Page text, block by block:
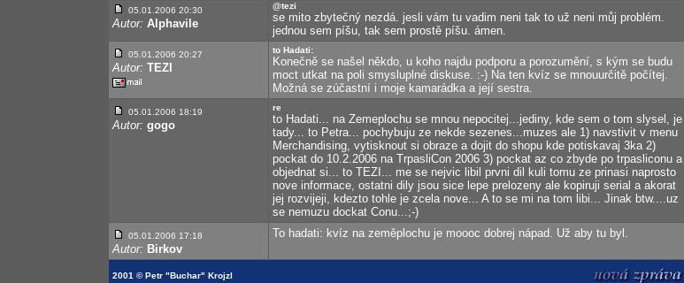
05.01.2006 20:30
Autor: Alphavile
@tezi
se mito zbytečný nezdá. jesli vám tu vadim neni tak to už neni můj problém.
jednou sem píšu, tak sem prostě píšu. ámen.
05.01.2006 20:27
Autor: TEZI
to Hadati:
Konečně se našel někdo, u koho najdu podporu a porozumění, s kým se budu
moct utkat na poli smysluplné diskuse. :-) Na ten kvíz se mnouurčitě počítej.
Možná se zúčastní i moje kamarádka a její sestra.
05.01.2006 18:19
Autor: gogo
re
to Hadati... na Zemeplochu se mnou nepocitej...jediny, kde sem o tom slysel, je
tady... to Petra... pochybuju ze nekde sezenes...muzes ale 1) navstivit v menu
Merchandising, vytisknout si obraze a dojit do shopu kde potiskavaj 3ka 2)
pockat do 10.2.2006 na TrpasliCon 2006 3) pockat az co zbyde po trpasliconu a
objednat si... to TEZI... me se nejvic libil prvni dil kuli tomu ze prinasi naprosto
nove informace, ostatni dily jsou sice lepe prelozeny ale kopiruji serial a akorat
jej rozvijeji, kdezto tohle je zcela nove... A to se mi na tom libi... Jinak btw....uz
se nemuzu dockat Conu...;-)
05.01.2006 17:18
Autor: Birkov
To hadati: kvíz na zeměplochu je moooc dobrej nápad. Už aby tu byl.
2001 © Petr "Buchar" Krojzl